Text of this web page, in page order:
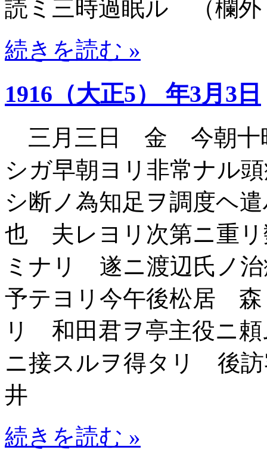
読ミ三時過眠ル （欄
続きを読む »
1916（大正5） 年3月3日
三月三日 金 今朝十
シガ早朝ヨリ非常ナル
シ断ノ為知足ヲ調度ヘ
也 夫レヨリ次第ニ重
ミナリ 遂ニ渡辺氏ノ
予テヨリ今午後松居 森
リ 和田君ヲ亭主役ニ
ニ接スルヲ得タリ 後
井
続きを読む »